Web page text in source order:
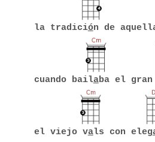
la tradición de
cuando bailaba el gran
el viejo vals con eleg